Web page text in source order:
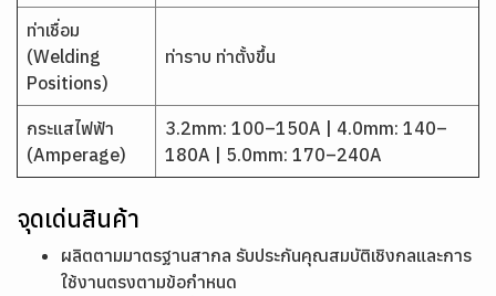
ท่าเชื่อม
(Welding
Positions)
ท่าราบ ท่าตั้งขึ้น
กระแสไฟฟ้า
(Amperage)
3.2mm: 100–150A | 4.0mm: 140–
180A | 5.0mm: 170–240A
จุดเด่นสินค้า
ผลิตตามมาตรฐานสากล รับประกันคุณสมบัติเชิงกลและการ
ใช้งานตรงตามข้อกำหนด